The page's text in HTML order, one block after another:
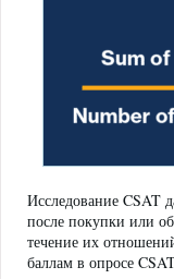
Исследование CSAT
после покупки или
течение их
баллам в опросе